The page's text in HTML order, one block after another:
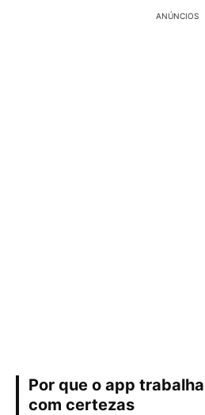
ANÚNCIOS
Por que o app
com certezas